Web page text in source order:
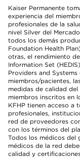
Kaiser Permanente
experiencia del
profesionales de la
nivel Silver del
todos los demás
Foundation Health
otras, el rendimiento
Information Set
Providers and Systems
miembros/pacientes,
medidas de calidad
miembros inscritos en
KFHP tienen acceso a
profesionales,
red de proveedores
con los términos del
Todos los médicos del
médicos de la red
calidad y